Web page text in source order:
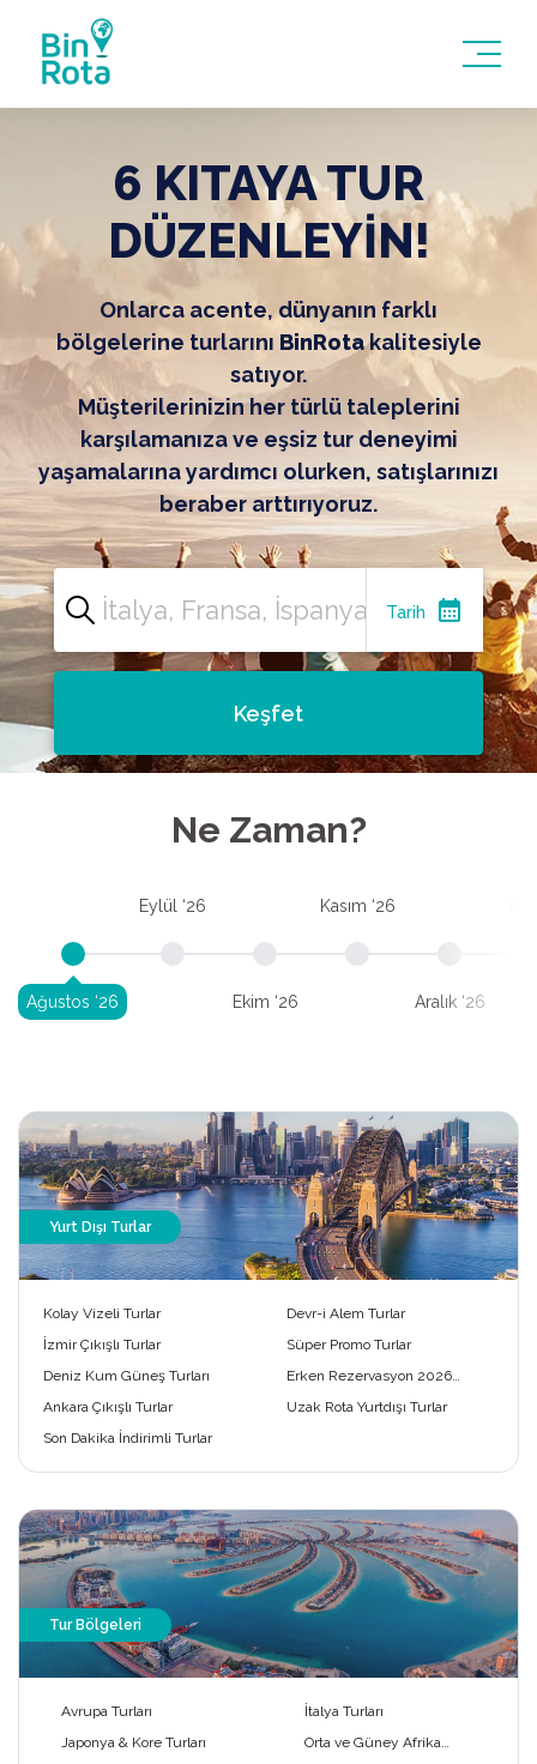
6 KITAYA TUR
DÜZENLEYİN!
Onlarca acente, dünyanın farklı
bölgelerine turlarını BinRotakalitesiyle
satıyor.
Müşterilerinizin her türlü taleplerini
karşılamanıza ve eşsiz tur deneyimi
yaşamalarına yardımcı olurken, satışlarınızı
beraber arttırıyoruz.
Tarih calendar_month
Keşfet
Ne Zaman?
Ağustos ‘26
Eylül ‘26
Ekim ‘26
Kasım ‘26
Aralık ‘26
Yurt Dışı Turlar
Kolay Vizeli Turlar
Devr-i Alem Turlar
İzmir Çıkışlı Turlar
Süper Promo Turlar
Deniz Kum Güneş Turları
Erken Rezervasyon 2026
Ankara Çıkışlı Turlar
Uzak Rota Yurtdışı Turlar
Son Dakika İndirimli Turlar
Tur Bölgeleri
Avrupa Turları
İtalya Turları
Japonya & Kore Turları
Orta ve Güney Afrika